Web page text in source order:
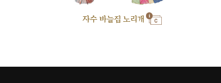
자수 바늘집 노리개